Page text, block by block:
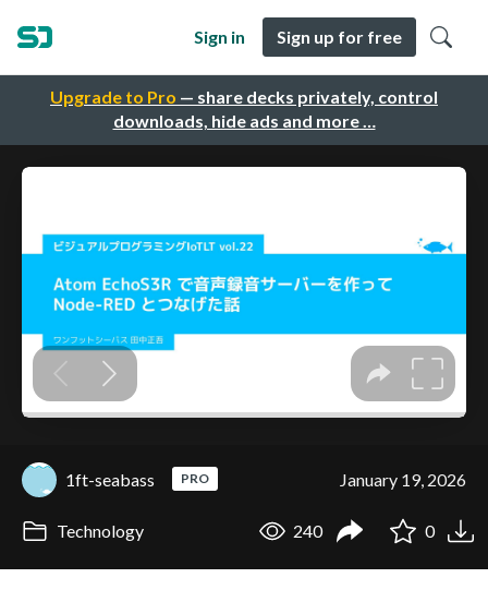
Upgrade to Pro — share decks privately, control
downloads, hide ads and more …
Sign in Sign up for free
1ft-seabass PRO January 19, 2026
Technology 240 0